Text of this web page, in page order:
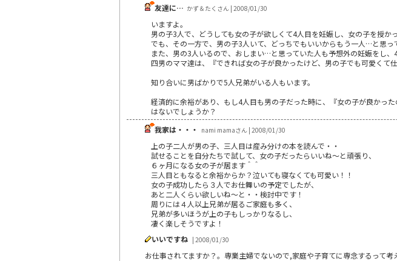
友達に… かず＆たくさん | 2008/01/30
いますよ。
男の子3人で、どうしても女の子が欲しくて4人目を妊娠し、女の子を授か
でも、その一方で、男の子3人いて、どっちでもいいからもう一人…と思っ
また、男の3人いるので、おしまい…と思っていた人も予想外の妊娠をし
四男のママ達は、『できれば女の子が良かったけど、男の子でも可愛くて
知り合いに男ばかりで5人兄弟がいる人もいます。
経済的に余裕があり、もし4人目も男の子だった時に、『女の子が良かっ
はないでしょうか？
我家は・・・
nami mamaさん | 2008/01/30
上の子二人が男の子、三人目は産み分けの本を読んで・・
試せることを自分たちで試して、女の子だったらいいね～と頑張り、
６ヶ月になる女の子が居ます＾＾
三人目ともなると余裕からか？泣いても寝なくても可愛い！！
女の子成功したら３人でお仕舞いの予定でしたが、
あと二人くらい欲しいね～と・・検討中です！
周りには４人以上兄弟が居るご家庭も多く、
兄弟が多いほうが上の子もしっかりなるし、
凄く楽しそうですよ！
いいですね | 2008/01/30
お仕事されてますか？。専業主婦でないので,家庭や子育てに専念するって